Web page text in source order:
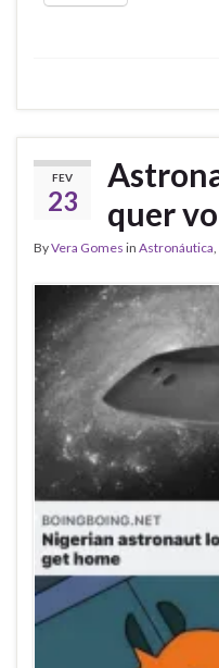
FEV
23
quer
ByVera Gomes in Astronáutica